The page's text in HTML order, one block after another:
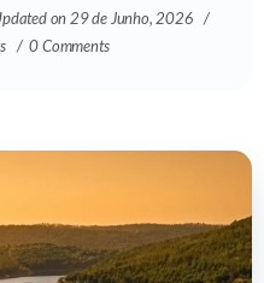
on 29 de Junho, 2026
0 Comments